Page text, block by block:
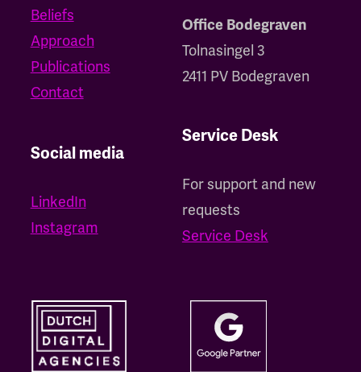
Beliefs
Approach
Publications
Contact
Social media
LinkedIn
Instagram
Service Desk
For support and new
requests
Service Desk
Office Bodegraven
Tolnasingel 3
2411 PV Bodegraven